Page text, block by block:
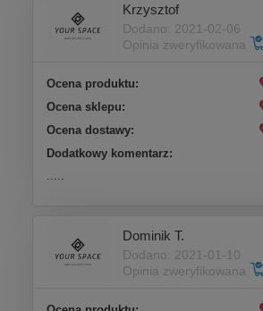
Krzysztof
Dodano: 2021-02-06
Opinia zweryfikowana
Ocena produktu:
Ocena sklepu:
Ocena dostawy:
Dodatkowy komentarz:
.....
Dominik T.
Dodano: 2021-01-10
Opinia zweryfikowana